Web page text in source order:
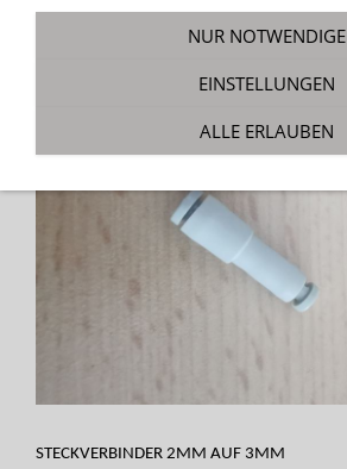
Hydraulikverbinder
STECKVERBINDER 2MM AUF 3MM
NUR NOTWENDIGE
EINSTELLUNGEN
ALLE ERLAUBEN